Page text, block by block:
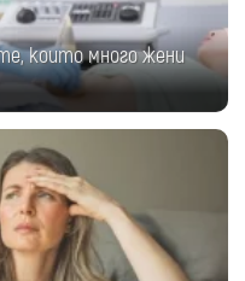
които много жени